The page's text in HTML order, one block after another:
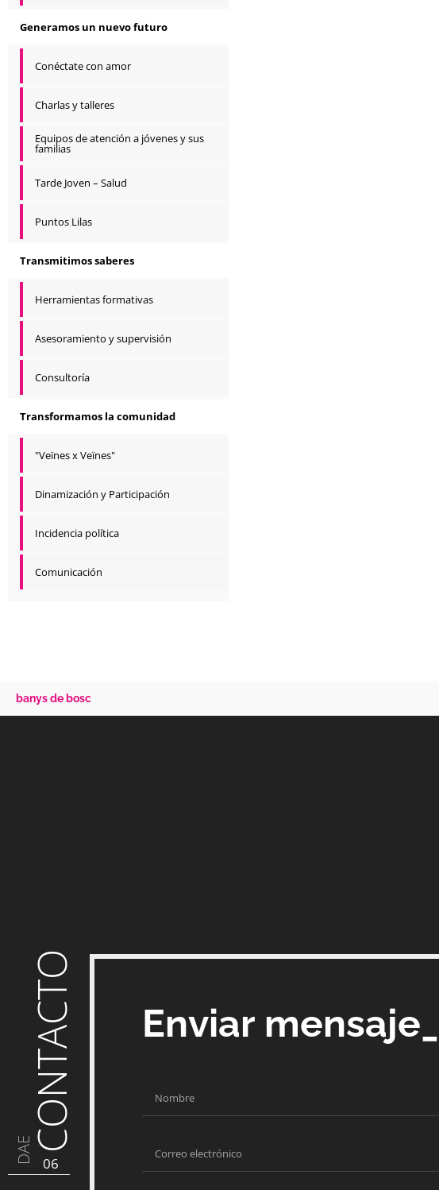
Generamos un nuevo futuro
Conéctate con amor
Charlas y talleres
Equipos de atención a jóvenes y sus
familias
Tarde Joven – Salud
Puntos Lilas
Transmitimos saberes
Herramientas formativas
Asesoramiento y supervisión
Consultoría
Transformamos la comunidad
"Veïnes x Veïnes"
Dinamización y Participación
Incidencia política
Comunicación
banys de bosc
DAE CONTACTO
06
Enviar mensaje_